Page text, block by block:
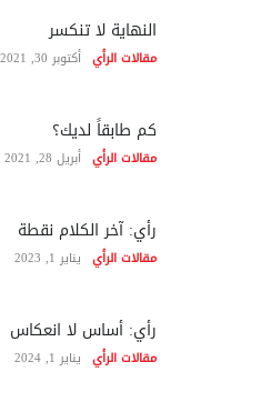
النهاية لا تنكسر
مقالات الرأي أكتوبر 30, 2021
كم طابقاً لديك؟
مقالات الرأي أبريل 28, 2021
رأي: آخر الكلام نقطة
مقالات الرأي يناير 1, 2023
رأي: أساس لا انعكاس
مقالات الرأي يناير 1, 2024